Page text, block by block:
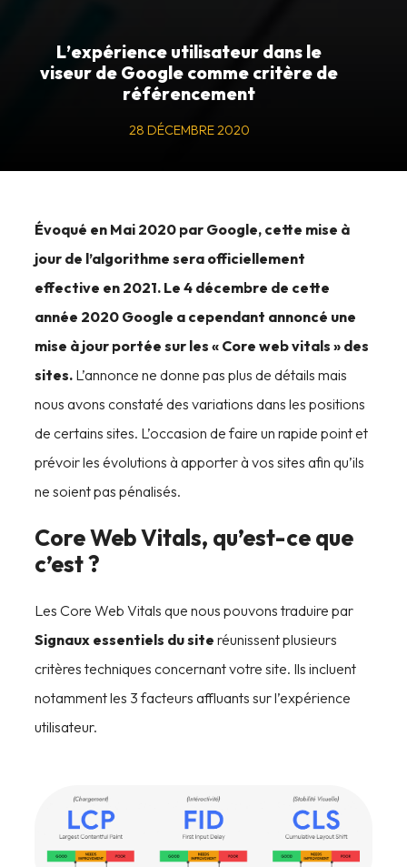
L’expérience utilisateur dans le
viseur de Google comme critère de
référencement
28 DÉCEMBRE 2020
Évoqué en Mai 2020 par Google, cette mise à
jour de l’algorithme sera officiellement
effective en 2021. Le 4 décembre de cette
année 2020 Google a cependant annoncé une
mise à jour portée sur les « Core web vitals » des
sites. L’annonce ne donne pas plus de détails mais
nous avons constaté des variations dans les positions
de certains sites. L’occasion de faire un rapide point et
prévoir les évolutions à apporter à vos sites afin qu’ils
ne soient pas pénalisés.
Core Web Vitals, qu’est-ce que
c’est ?
Les Core Web Vitals que nous pouvons traduire par
Signaux essentiels du siteréunissent plusieurs
critères techniques concernant votre site. Ils incluent
notamment les 3 facteurs affluants sur l’expérience
utilisateur.